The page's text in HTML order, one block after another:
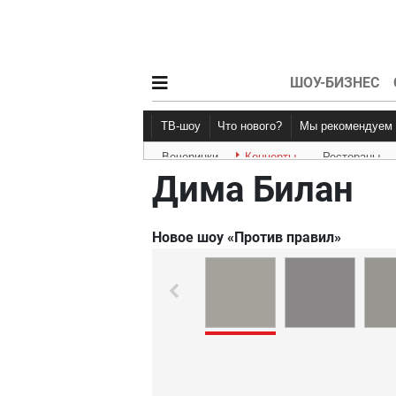
ШОУ-БИЗНЕС
ТВ-шоу Что нового?
Новости афиши Рецензии
Мы рекомендуем
Вечеринки Концерты Рестораны
Дима Билан
Новое шоу «Против правил»